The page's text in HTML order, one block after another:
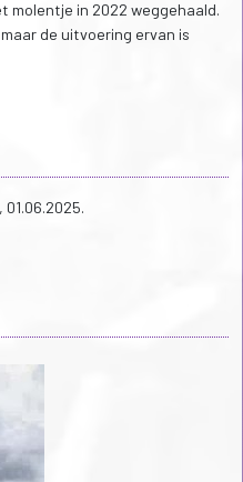
molentje in 2022 weggehaald.
de uitvoering ervan is